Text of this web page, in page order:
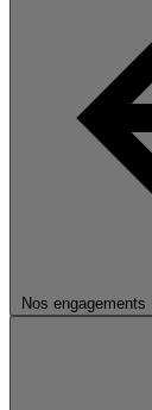
Nos engagements